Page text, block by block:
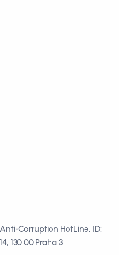
Corruption HotLine, ID:
130 00 Praha 3